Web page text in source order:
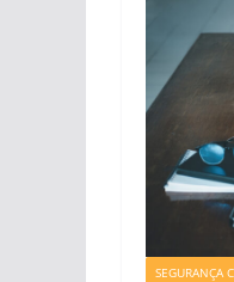
SEGURANÇA